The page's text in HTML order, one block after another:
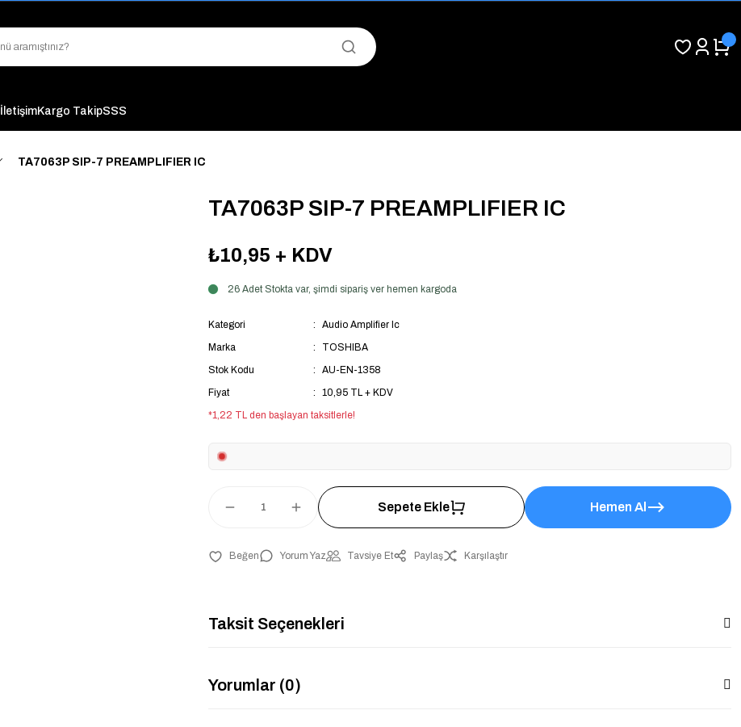
"Binlerce Ürün Çeşitliliği ile Stoktan Hemen Teslim."
"Toptan Fiyatına Perakende Satış Avantajını Kaçırmayın!"
İletişimKargo TakipSSS
TA7063P SIP-7 PREAMPLIFIER IC
TA7063P SIP-7 PREAMPLIFIER IC
₺10,95 + KDV
26 Adet Stokta var, şimdi sipariş ver hemen kargoda
Kategori
Audio Amplifier Ic
Marka
TOSHIBA
Stok Kodu
AU-EN-1358
Fiyat
10,95 TL + KDV
*1,22 TL den başlayan taksitlerle!
Sepete Ekle Hemen Al
Yorum Yaz Tavsiye Et Paylaş Karşılaştır
Taksit Seçenekleri
Yorumlar (0)